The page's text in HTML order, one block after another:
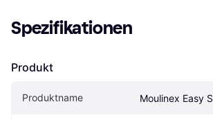
Spezifikationen
Produkt
Produktname Moulinex Easy